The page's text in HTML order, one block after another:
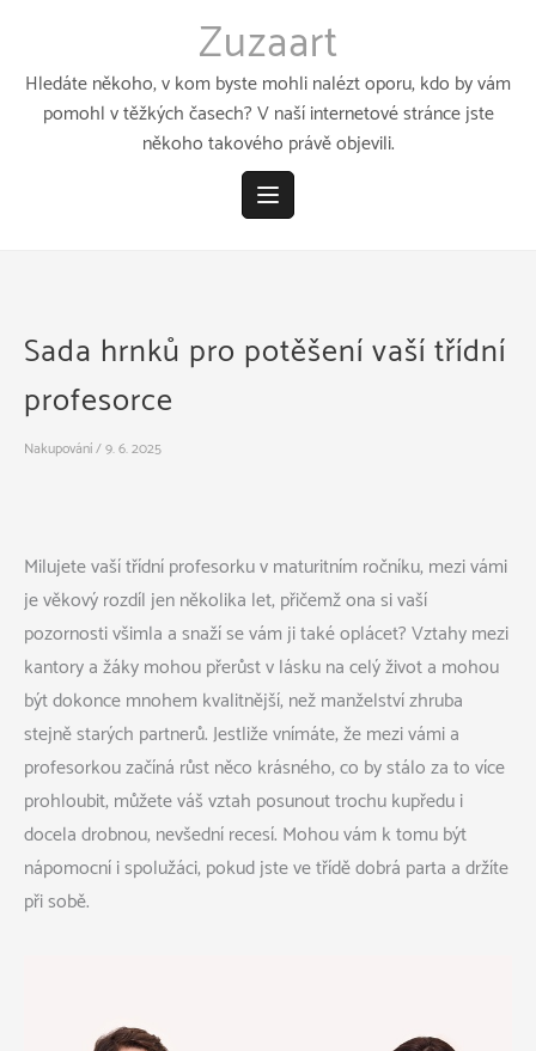
obsahu
Zuzaart
Hledáte někoho, v kom byste mohli nalézt oporu, kdo by vám
pomohl v těžkých časech? V naší internetové stránce jste
někoho takového právě objevili.
Sada hrnků pro potěšení vaší třídní
profesorce
Nakupování/9. 6. 2025
Milujete vaší třídní profesorku v maturitním ročníku, mezi vámi
je věkový rozdíl jen několika let, přičemž ona si vaší
pozornosti všimla a snaží se vám ji také oplácet? Vztahy mezi
kantory a žáky mohou přerůst v lásku na celý život a mohou
být dokonce mnohem kvalitnější, než manželství zhruba
stejně starých partnerů.Jestliže vnímáte, že mezi vámi a
profesorkou začíná růst něco krásného, co by stálo za to více
prohloubit, můžete váš vztah posunout trochu kupředu i
docela drobnou, nevšední recesí. Mohou vám k tomu být
nápomocní i spolužáci, pokud jste ve třídě dobrá parta a držíte
při sobě.